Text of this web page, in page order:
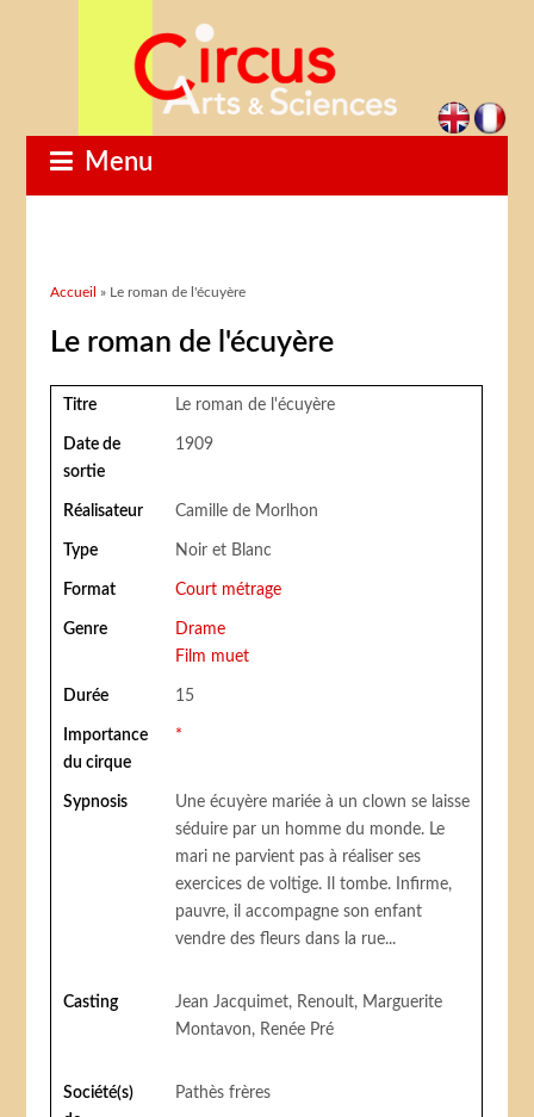
Menu
Vous êtes ici
Accueil » Le roman de l'écuyère
Le roman de l'écuyère
Titre Le roman de l'écuyère
Date de
sortie
1909
Réalisateur Camille de Morlhon
Type Noir et Blanc
Format Court métrage
Genre
Drame
Film muet
Durée 15
Importance
du cirque
*
Sypnosis
Une écuyère mariée à un clown se laisse
séduire par un homme du monde. Le
mari ne parvient pas à réaliser ses
exercices de voltige. Il tombe. Infirme,
pauvre, il accompagne son enfant
vendre des fleurs dans la rue...
Casting
Jean Jacquimet, Renoult, Marguerite
Montavon, Renée Pré
Société(s)
Pathès frères